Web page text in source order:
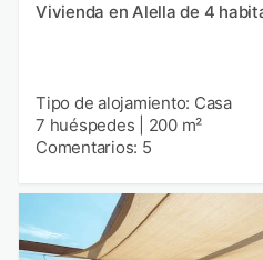
Vivienda en Alella de 4
Tipo de alojamiento: Casa
7 huéspedes
200 m²
Comentarios: 5